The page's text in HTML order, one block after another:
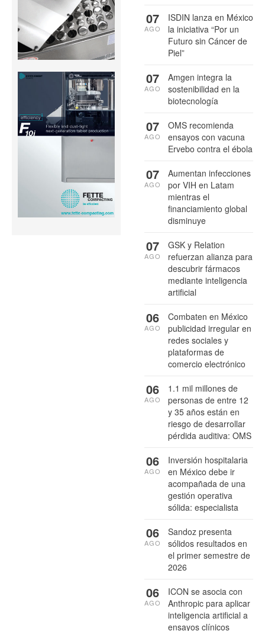
ISDIN lanza en México
la iniciativa “Por un
Futuro sin Cáncer de
Piel”
07
AGO
Amgen integra la
sostenibilidad en la
biotecnología
07
AGO
OMS recomienda
ensayos con vacuna
Ervebo contra el ébola
07
AGO
Aumentan infecciones
por VIH en Latam
mientras el
financiamiento global
disminuye
07
AGO
GSK y Relation
refuerzan alianza para
descubrir fármacos
mediante inteligencia
artificial
07
AGO
Combaten en México
publicidad irregular en
redes sociales y
plataformas de
comercio electrónico
06
AGO
1.1 mil millones de
personas de entre 12
y 35 años están en
riesgo de desarrollar
pérdida auditiva: OMS
06
AGO
Inversión hospitalaria
en México debe ir
acompañada de una
gestión operativa
sólida: especialista
06
AGO
Sandoz presenta
sólidos resultados en
el primer semestre de
2026
06
AGO
ICON se asocia con
Anthropic para aplicar
inteligencia artificial a
ensayos clínicos
06
AGO